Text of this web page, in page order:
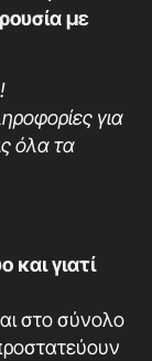
με
!
για
όλα τα
και γιατί
στο σύνολο